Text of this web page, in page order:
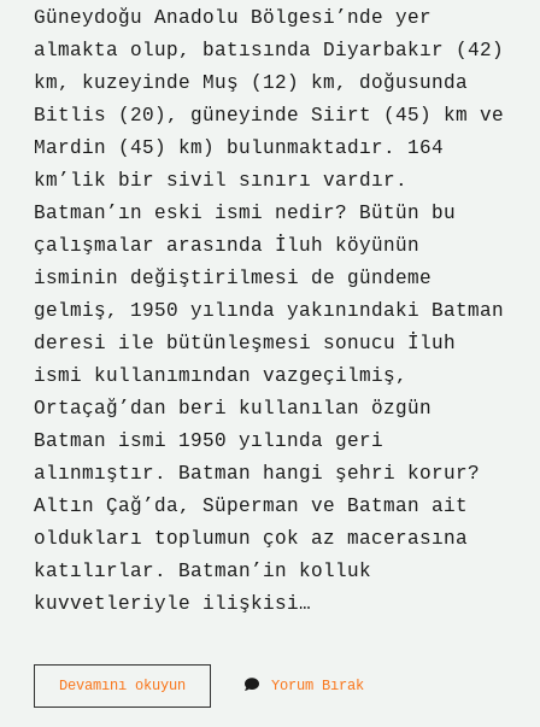
Güneydoğu Anadolu Bölgesi’nde yer
almakta olup, batısında Diyarbakır (42)
km, kuzeyinde Muş (12) km, doğusunda
Bitlis (20), güneyinde Siirt (45) km ve
Mardin (45) km) bulunmaktadır. 164
km’lik bir sivil sınırı vardır.
Batman’ın eski ismi nedir? Bütün bu
çalışmalar arasında İluh köyünün
isminin değiştirilmesi de gündeme
gelmiş, 1950 yılında yakınındaki Batman
deresi ile bütünleşmesi sonucu İluh
ismi kullanımından vazgeçilmiş,
Ortaçağ’dan beri kullanılan özgün
Batman ismi 1950 yılında geri
alınmıştır. Batman hangi şehri korur?
Altın Çağ’da, Süperman ve Batman ait
oldukları toplumun çok az macerasına
katılırlar. Batman’in kolluk
kuvvetleriyle ilişkisi…
Devamını okuyunBatman
Hangi
Yorum Bırak